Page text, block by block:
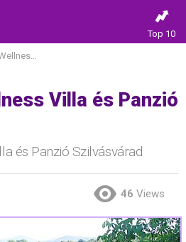
Top 10
Szilvásvárad
Villa és Panzió
és Panzió Szilvásvárad
46 Views